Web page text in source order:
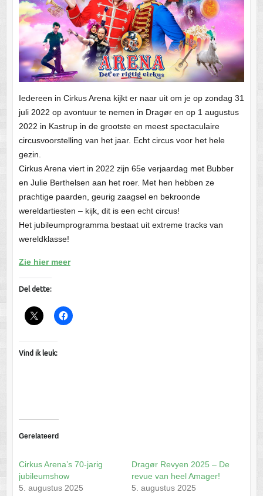
Iedereen in Cirkus Arena kijkt er naar uit om je op zondag 31
juli 2022 op avontuur te nemen in Dragør en op 1 augustus
2022 in Kastrup in de grootste en meest spectaculaire
circusvoorstelling van het jaar. Echt circus voor het hele
gezin.
Cirkus Arena viert in 2022 zijn 65e verjaardag met Bubber
en Julie Berthelsen aan het roer. Met hen hebben ze
prachtige paarden, geurig zaagsel en bekroonde
wereldartiesten – kijk, dit is een echt circus!
Het jubileumprogramma bestaat uit extreme tracks van
wereldklasse!
Zie hier meer
Del dette:
Vind ik leuk:
Gerelateerd
Cirkus Arena’s 70-jarig
jubileumshow
5. augustus 2025
Dragør Revyen 2025 – De
revue van heel Amager!
5. augustus 2025